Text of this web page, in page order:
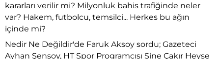
kararları verilir mi? Milyonluk bahis trafiğinde neler
var? Hakem, futbolcu, temsilci... Herkes bu ağın
içinde mi?
Nedir Ne Değildir'de Faruk Aksoy sordu; Gazeteci
Ayhan Şensoy, HT Spor Programcısı Sine Çakır Heyse